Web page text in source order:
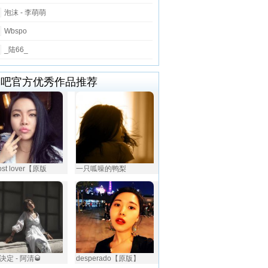
泡沫 - 李萌萌
Wbspo
_陆66_
官方优秀作品推荐
lover【原版 一只呱噪的鸭梨
定 - 阿清🥃 desperado【原版】